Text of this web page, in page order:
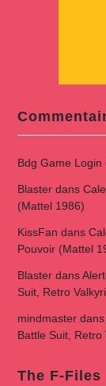
Bdg Game Login
Blasterdans
(Mattel 1986)
KissFan dans
Pouvoir (Mattel
Blasterdans
Suit, Retro
mindmasterdans
Battle Suit,
The F-Files